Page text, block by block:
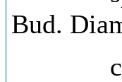
Bud.
chrám